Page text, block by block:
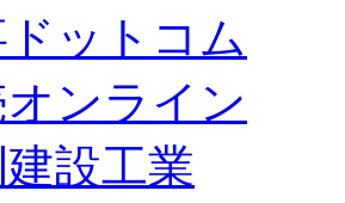
ットコム
ンライン
建設工業